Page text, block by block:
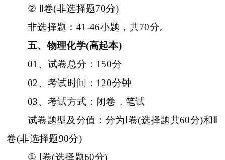
② Ⅱ卷(非选择题70分)
非选择题：41-46小题，共70分。
五、物理化学(高起本)
01、试卷总分：150分
02、考试时间：120分钟
03、考试方式：闭卷，笔试
试卷题型及分值：分为Ⅰ卷(选择题共60分)和Ⅱ
卷(非选择题90分)
① Ⅰ卷(选择题60分)